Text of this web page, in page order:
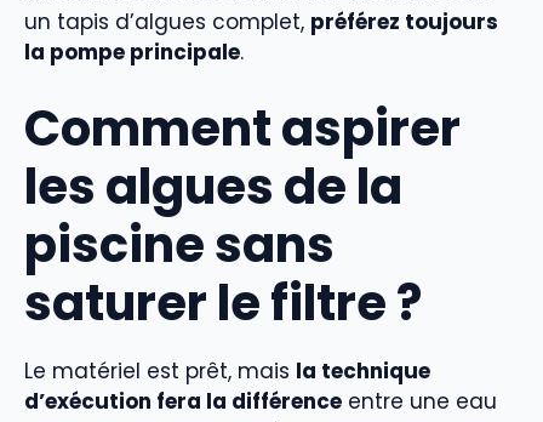
un tapis d’algues complet, préférez toujours
la pompe principale.
Comment aspirer
les algues de la
piscine sans
saturer le filtre ?
Le matériel est prêt, mais la technique
d’exécution fera la différence entre une eau